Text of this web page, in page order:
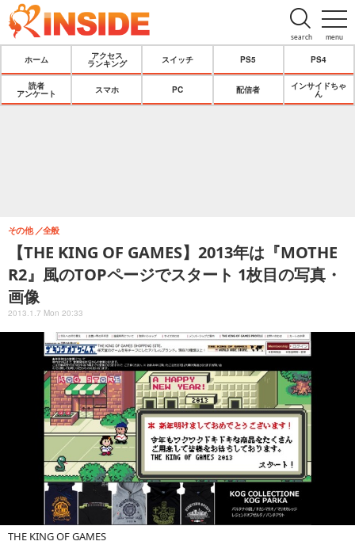
menu
search
ホーム
アクセス
ランキング
スイッチ PS5 PS4
読者
アンケート
スマホ PC 配信者
インサイドちゃ
ん
【THE KING OF GAMES】2013年は『MOTHE
R2』風のTOPページでスタート 1枚目の写真・
画像
その他 全般
2013.1.7 Mon 20:33
THE KING OF GAMES